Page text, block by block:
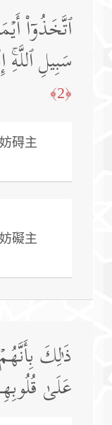
ٱتَّخَذُوۤا۟
سَبِیلِ
﴿2﴾
碍主
礙主
ذَ ٰ⁠لِكَ
عَلَىٰ